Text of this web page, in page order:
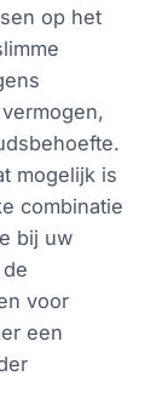
op het
mogelijk is
combinatie
bij uw
voor
een